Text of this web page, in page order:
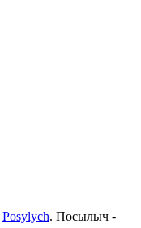
Posylych. Посылыч -